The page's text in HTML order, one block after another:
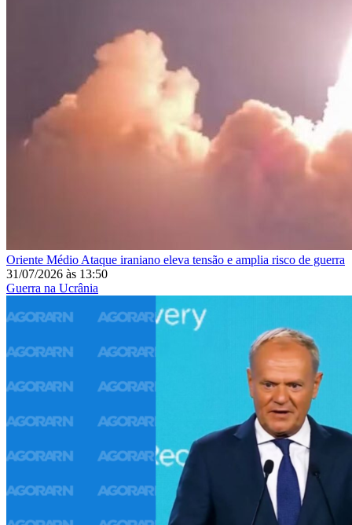
Oriente Médio Ataque iraniano eleva tensão e amplia risco de guerra
31/07/2026 às 13:50
Guerra na Ucrânia